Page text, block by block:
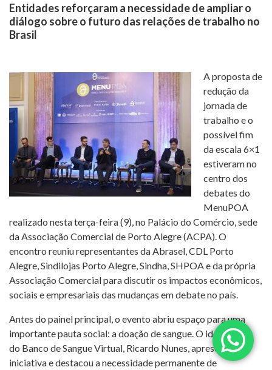
Entidades reforçaram a necessidade de ampliar o
diálogo sobre o futuro das relações de trabalho no
Brasil
A proposta de
redução da
jornada de
trabalho e o
possível fim
da escala 6×1
estiveram no
centro dos
debates do
MenuPOA
realizado nesta terça-feira (9), no Palácio do Comércio, sede
da Associação Comercial de Porto Alegre (ACPA). O
encontro reuniu representantes da Abrasel, CDL Porto
Alegre, Sindilojas Porto Alegre, Sindha, SHPOA e da própria
Associação Comercial para discutir os impactos econômicos,
sociais e empresariais das mudanças em debate no país.
Antes do painel principal, o evento abriu espaço para uma
importante pauta social: a doação de sangue. O idealizador
do Banco de Sangue Virtual, Ricardo Nunes, apresentou a
iniciativa e destacou a necessidade permanente de